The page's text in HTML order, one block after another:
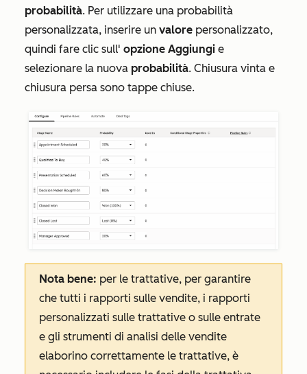
probabilità. Per utilizzare una probabilità
personalizzata, inserire un valore personalizzato,
quindi fare clic sull' opzione Aggiungi e
selezionare la nuova probabilità. Chiusura vinta e
chiusura persa sono tappe chiuse.
Nota bene: per le trattative, per garantire
che tutti i rapporti sulle vendite, i rapporti
personalizzati sulle trattative o sulle entrate
e gli strumenti di analisi delle vendite
elaborino correttamente le trattative, è